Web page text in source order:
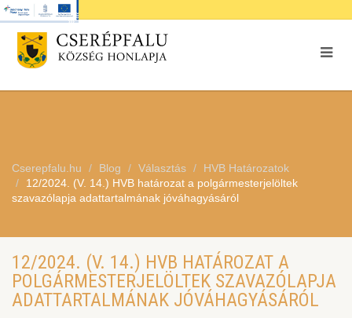
Cserepfalu.hu Blog Választás
HVB Határozatok
12/2024. (V. 14.) HVB határozat a polgármesterjelöltek
szavazólapja adattartalmának jóváhagyásáról
12/2024. (V. 14.) HVB HATÁROZAT A
POLGÁRMESTERJELÖLTEK SZAVAZÓLAPJA
ADATTARTALMÁNAK JÓVÁHAGYÁSÁRÓL